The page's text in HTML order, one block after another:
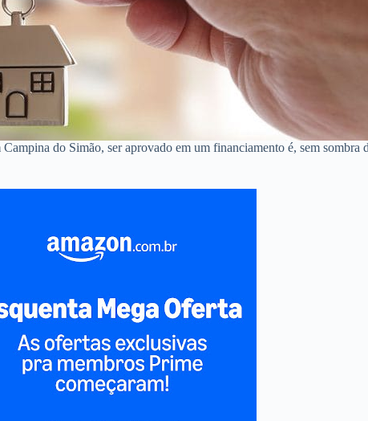
do Simão, ser aprovado em um financiamento é, sem sombra